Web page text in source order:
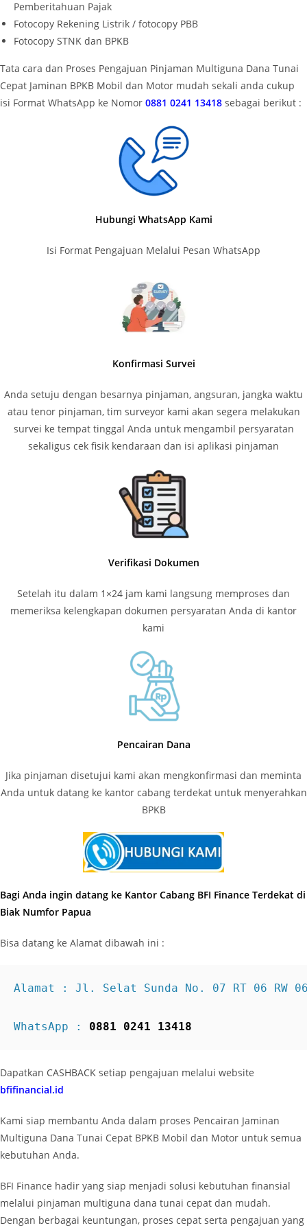
Pemberitahuan Pajak
Fotocopy Rekening Listrik / fotocopy PBB
Fotocopy STNK dan BPKB
Tata cara dan Proses Pengajuan Pinjaman Multiguna Dana Tunai
Cepat Jaminan BPKB Mobil dan Motor mudah sekali anda cukup
isi Format WhatsApp ke Nomor 0881 0241 13418 sebagai berikut :
Hubungi WhatsApp Kami
Isi Format Pengajuan Melalui Pesan WhatsApp
Konfirmasi Survei
Anda setuju dengan besarnya pinjaman, angsuran, jangka waktu
atau tenor pinjaman, tim surveyor kami akan segera melakukan
survei ke tempat tinggal Anda untuk mengambil persyaratan
sekaligus cek fisik kendaraan dan isi aplikasi pinjaman
Verifikasi Dokumen
Setelah itu dalam 1×24 jam kami langsung memproses dan
memeriksa kelengkapan dokumen persyaratan Anda di kantor
kami
Pencairan Dana
Jika pinjaman disetujui kami akan mengkonfirmasi dan meminta
Anda untuk datang ke kantor cabang terdekat untuk menyerahkan
BPKB
Bagi Anda ingin datang ke Kantor Cabang BFI Finance Terdekat di
Biak Numfor Papua
Bisa datang ke Alamat dibawah ini :
Alamat : Jl. Selat Sunda No. 07 RT 06 RW
WhatsApp : 0881 0241 13418
Dapatkan CASHBACK setiap pengajuan melalui website
bfifinancial.id
Kami siap membantu Anda dalam proses Pencairan Jaminan
Multiguna Dana Tunai Cepat BPKB Mobil dan Motor untuk semua
kebutuhan Anda.
BFI Finance hadir yang siap menjadi solusi kebutuhan finansial
melalui pinjaman multiguna dana tunai cepat dan mudah.
Dengan berbagai keuntungan, proses cepat serta pengajuan yang